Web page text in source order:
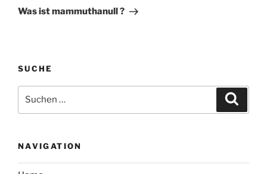
Beitrag
Was ist mammuthanull ?
SUCHE
nach:
NAVIGATION